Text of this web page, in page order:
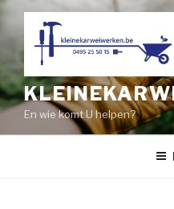
Naar
inhoud
springen
En wie komt U helpen?